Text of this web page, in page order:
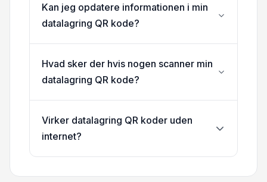
Kan jeg opdatere informationen i min
datalagring QR kode?
Hvad sker der hvis nogen scanner min
datalagring QR kode?
Virker datalagring QR koder uden
internet?